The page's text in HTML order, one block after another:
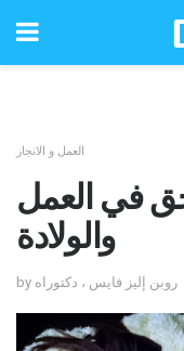
العمل و الانجاز
في العمل
والولادة
by روبن إليز فايس ، دكتوراه